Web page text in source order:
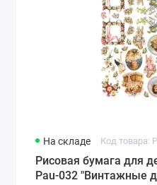
На складе Код товара:
Рисовая бумага для
Pau-032 "Винтажные